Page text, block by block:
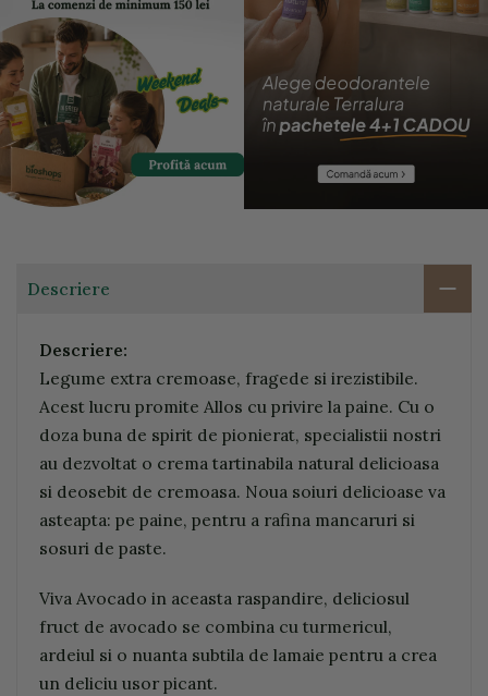
Descriere
Descriere:
Legume extra cremoase, fragede si irezistibile.
Acest lucru promite Allos cu privire la paine. Cu o
doza buna de spirit de pionierat, specialistii nostri
au dezvoltat o crema tartinabila natural delicioasa
si deosebit de cremoasa. Noua soiuri delicioase va
asteapta: pe paine, pentru a rafina mancaruri si
sosuri de paste.
Viva Avocado in aceasta raspandire, deliciosul
fruct de avocado se combina cu turmericul,
ardeiul si o nuanta subtila de lamaie pentru a crea
un deliciu usor picant.